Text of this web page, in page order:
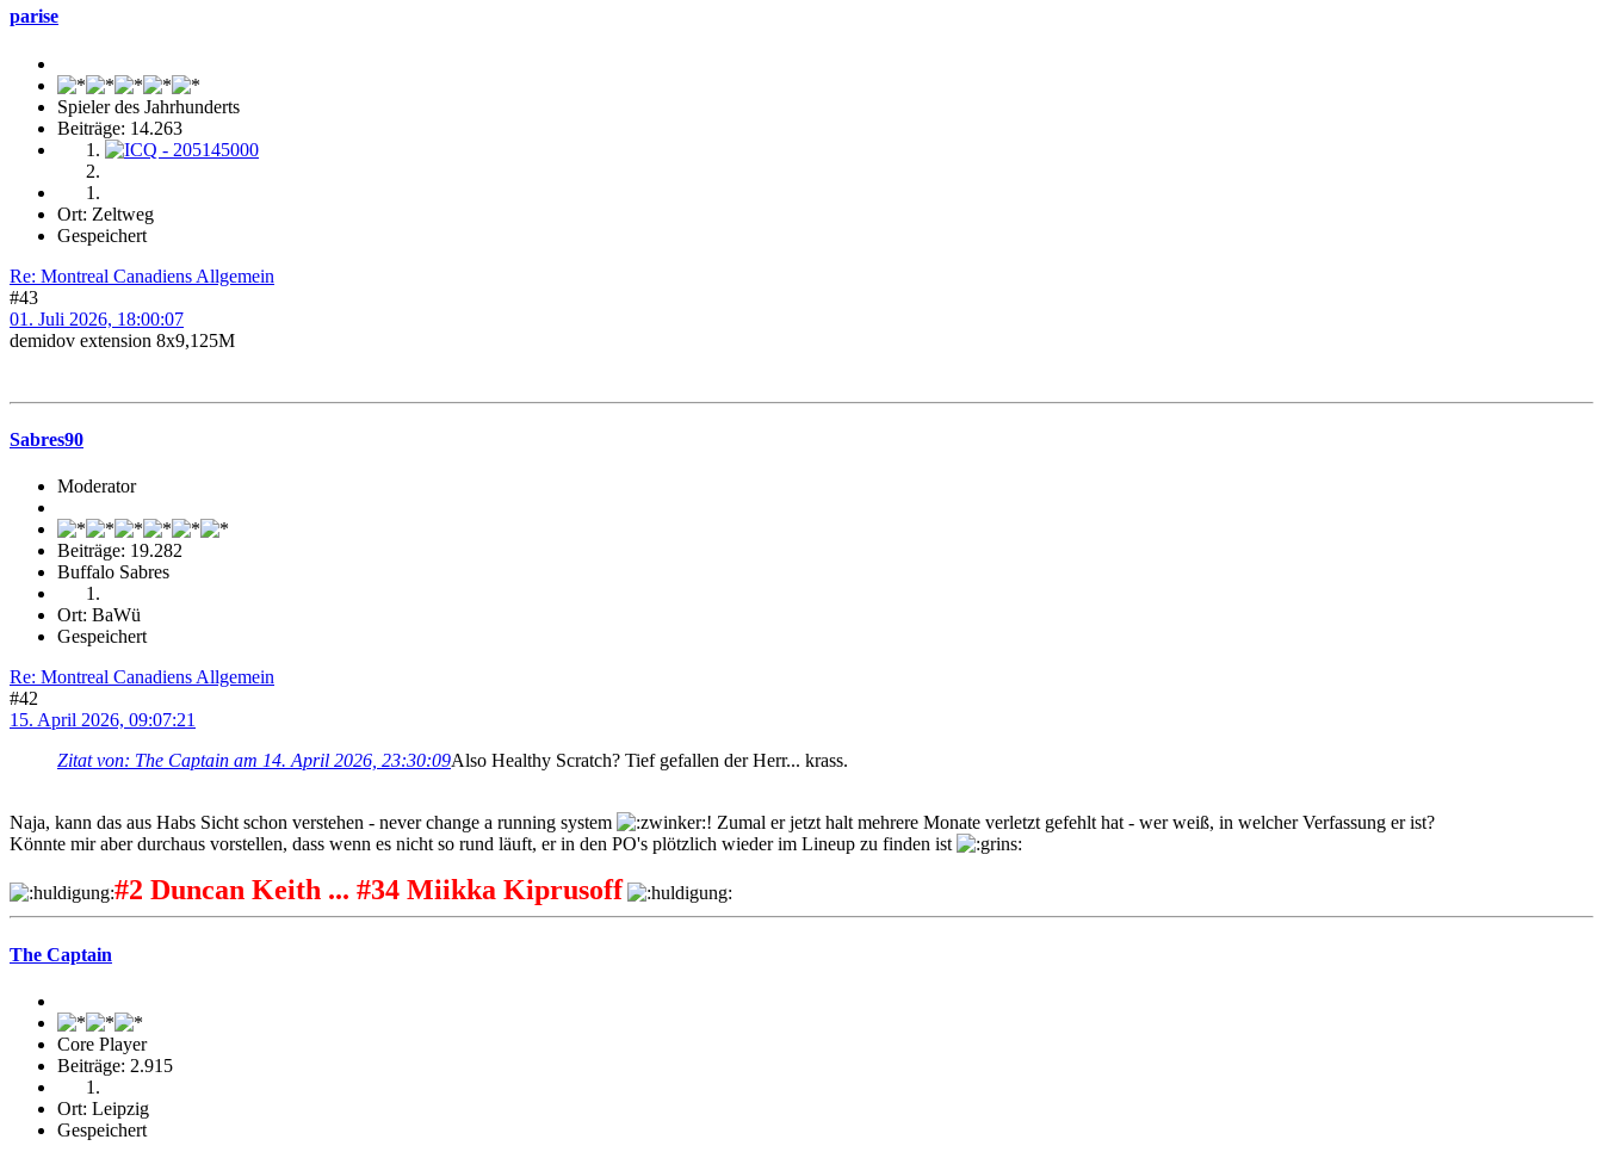
parise
Spieler des Jahrhunderts
Beiträge: 14.263
Ort: Zeltweg
Gespeichert
Re: Montreal Canadiens Allgemein
#43
01. Juli 2026, 18:00:07
demidov extension 8x9,125M
Sabres90
Moderator
Beiträge: 19.282
Buffalo Sabres
Ort: BaWü
Gespeichert
Re: Montreal Canadiens Allgemein
#42
15. April 2026, 09:07:21
Zitat von: The Captain am 14. April 2026, 23:30:09Also Healthy Scratch? Tief gefallen der Herr... krass.
Naja, kann das aus Habs Sicht schon verstehen - never change a running system
! Zumal er jetzt halt mehrere Monate verletzt gefehlt hat - wer weiß, in welcher Verfassung er ist?
Könnte mir aber durchaus vorstellen, dass wenn es nicht so rund läuft, er in den PO's plötzlich wieder im Lineup zu finden ist
#2 Duncan Keith ... #34 Miikka Kiprusoff
The Captain
Core Player
Beiträge: 2.915
Ort: Leipzig
Gespeichert